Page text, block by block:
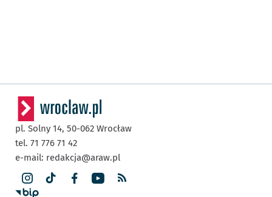
pl. Solny 14, 50-062 Wrocław
tel. 71 776 71 42
e-mail: redakcja@araw.pl